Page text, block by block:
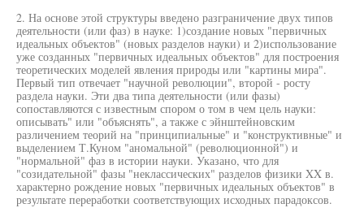
2. На основе этой структуры введено разграничение двух типов
деятельности (или фаз) в науке: 1)создание новых "первичных
идеальных объектов" (новых разделов науки) и 2)использование
уже созданных "первичных идеальных объектов" для построения
теоретических моделей явления природы или "картины мира".
Первый тип отвечает "научной революции", второй - росту
раздела науки. Эти два типа деятельности (или фазы)
сопоставляются с известным спором о том в чем цель науки:
описывать" или "объяснять", а также с эйнштейновским
различением теорий на "принципиальные" и "конструктивные" и
выделением Т.Куном "аномальной" (революционной") и
"нормальной" фаз в истории науки. Указано, что для
"созидательной" фазы "неклассических" разделов физики XX в.
характерно рождение новых "первичных идеальных объектов" в
результате переработки соответствующих исходных парадоксов.